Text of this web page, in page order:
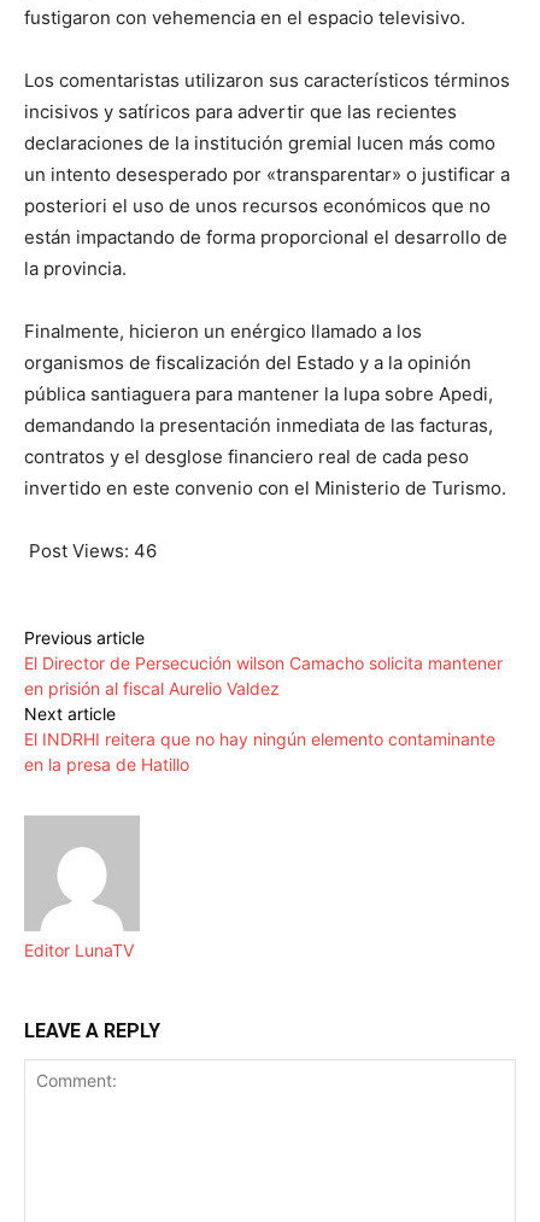
fustigaron con vehemencia en el espacio televisivo.
Los comentaristas utilizaron sus característicos términos
incisivos y satíricos para advertir que las recientes
declaraciones de la institución gremial lucen más como
un intento desesperado por «transparentar» o justificar a
posteriori el uso de unos recursos económicos que no
están impactando de forma proporcional el desarrollo de
la provincia.
Finalmente, hicieron un enérgico llamado a los
organismos de fiscalización del Estado y a la opinión
pública santiaguera para mantener la lupa sobre Apedi,
demandando la presentación inmediata de las facturas,
contratos y el desglose financiero real de cada peso
invertido en este convenio con el Ministerio de Turismo.
Post Views: 46
Previous article
El Director de Persecución wilson Camacho solicita mantener
en prisión al fiscal Aurelio Valdez
Next article
El INDRHI reitera que no hay ningún elemento contaminante
en la presa de Hatillo
Editor LunaTV
LEAVE A REPLY